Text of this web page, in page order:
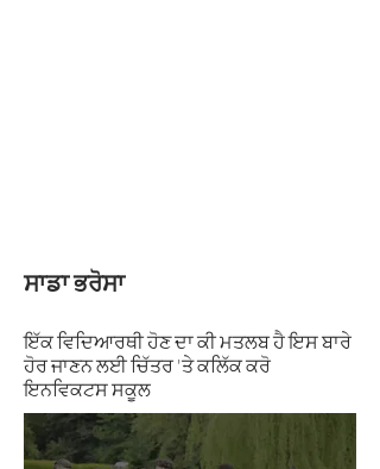
ਸਾਡਾ ਭਰੋਸਾ
ਇੱਕ ਵਿਦਿਆਰਥੀ ਹੋਣ ਦਾ ਕੀ ਮਤਲਬ ਹੈ ਇਸ ਬਾਰੇ
ਹੋਰ ਜਾਣਨ ਲਈ ਚਿੱਤਰ 'ਤੇ ਕਲਿੱਕ ਕਰੋ
ਇਨਵਿਕਟਸ ਸਕੂਲ